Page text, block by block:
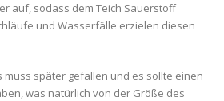
auf, sodass dem Teich Sauerstoff
und Wasserfälle erzielen diesen
muss später gefallen und es sollte einen
was natürlich von der Größe des